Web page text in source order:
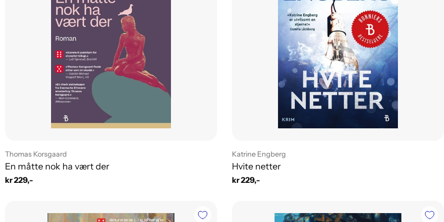
Leverandør:
Thomas Korsgaard
En måtte nok ha vært der
Vanlig
kr 229,-
Leverandør:
Katrine Engberg
Hvite netter
Vanlig
kr 229,-